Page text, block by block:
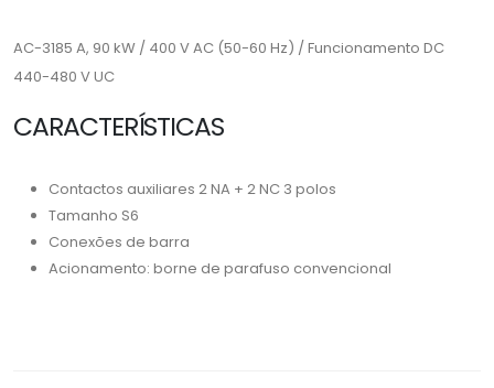
AC-3185 A, 90 kW / 400 V AC (50-60 Hz) / Funcionamento DC
440-480 V UC
CARACTERÍSTICAS
Contactos auxiliares 2 NA + 2 NC 3 polos
Tamanho S6
Conexões de barra
Acionamento: borne de parafuso convencional